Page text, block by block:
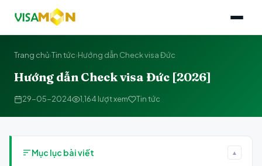
Trang chủ›Tin tức›Hướng dẫn Check visa Đức
Hướng dẫn Check visa Đức [2026]
29-05-2024 1,164 lượt xem Tin tức
Mục lục bài viết ▲